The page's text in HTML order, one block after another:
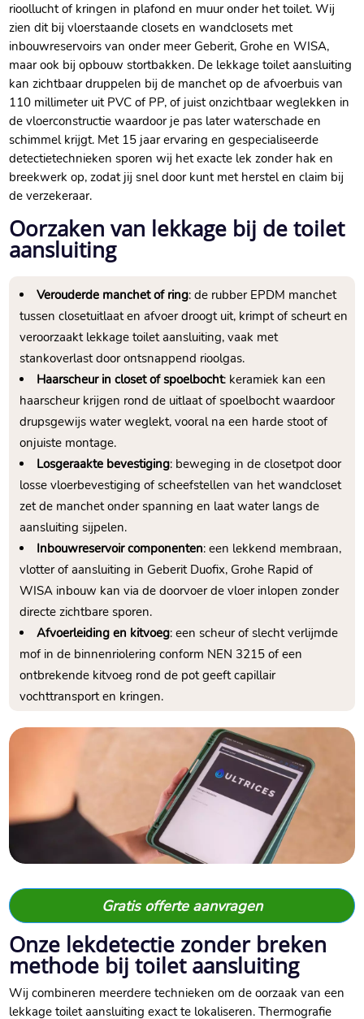
rioollucht of kringen in plafond en muur onder het toilet.​ Wij
zien dit bij vloerstaande closets en wandclosets met
inbouwreservoirs van onder meer Geberit, Grohe en WISA,
maar ook bij opbouw stortbakken.​ De lekkage toilet aansluiting
kan zichtbaar druppelen bij de manchet op de afvoerbuis van
110 millimeter uit PVC of PP, of juist onzichtbaar weglekken in
de vloerconstructie waardoor je pas later waterschade en
schimmel krijgt.​ Met 15 jaar ervaring en gespecialiseerde
detectietechnieken sporen wij het exacte lek zonder hak en
breekwerk op, zodat jij snel door kunt met herstel en claim bij
de verzekeraar.​
Oorzaken van lekkage bij de toilet
aansluiting
Verouderde manchet of ring: de rubber EPDM manchet
tussen closetuitlaat en afvoer droogt uit, krimpt of scheurt en
veroorzaakt lekkage toilet aansluiting, vaak met
stankoverlast door ontsnappend rioolgas.​
Haarscheur in closet of spoelbocht: keramiek kan een
haarscheur krijgen rond de uitlaat of spoelbocht waardoor
drupsgewijs water weglekt, vooral na een harde stoot of
onjuiste montage.​
Losgeraakte bevestiging: beweging in de closetpot door
losse vloerbevestiging of scheefstellen van het wandcloset
zet de manchet onder spanning en laat water langs de
aansluiting sijpelen.​
Inbouwreservoir componenten: een lekkend membraan,
vlotter of aansluiting in Geberit Duofix, Grohe Rapid of
WISA inbouw kan via de doorvoer de vloer inlopen zonder
directe zichtbare sporen.​
Afvoerleiding en kitvoeg: een scheur of slecht verlijmde
mof in de binnenriolering conform NEN 3215 of een
ontbrekende kitvoeg rond de pot geeft capillair
vochttransport en kringen.​
Gratis offerte aanvragen
Onze lekdetectie zonder breken
methode bij toilet aansluiting
Wij combineren meerdere technieken om de oorzaak van een
lekkage toilet aansluiting exact te lokaliseren.​ Thermografie